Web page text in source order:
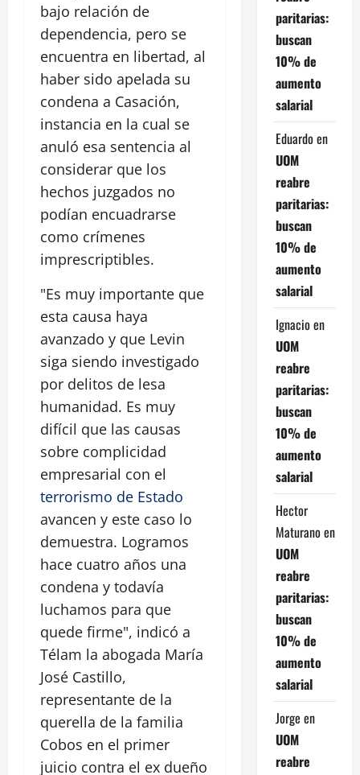
bajo relación de
dependencia, pero se
encuentra en libertad, al
haber sido apelada su
condena a Casación,
instancia en la cual se
anuló esa sentencia al
considerar que los
hechos juzgados no
podían encuadrarse
como crímenes
imprescriptibles.
"Es muy importante que
esta causa haya
avanzado y que Levin
siga siendo investigado
por delitos de lesa
humanidad. Es muy
difícil que las causas
sobre complicidad
empresarial con el
terrorismo de Estado
avancen y este caso lo
demuestra. Logramos
hace cuatro años una
condena y todavía
luchamos para que
quede firme", indicó a
Télam la abogada María
José Castillo,
representante de la
querella de la familia
Cobos en el primer
juicio contra el ex dueño
paritarias:
buscan
10% de
aumento
salarial
Eduardo en
UOM
reabre
paritarias:
buscan
10% de
aumento
salarial
Ignacio en
UOM
reabre
paritarias:
buscan
10% de
aumento
salarial
Hector
Maturano en
UOM
reabre
paritarias:
buscan
10% de
aumento
salarial
Jorge en
UOM
reabre